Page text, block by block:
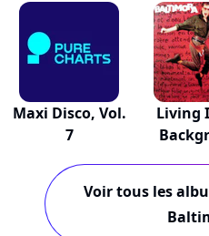
Maxi Disco, Vol.
7
Living
Voir tous les